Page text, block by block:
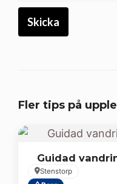
Fler tips på
Guidad
Stenstorp